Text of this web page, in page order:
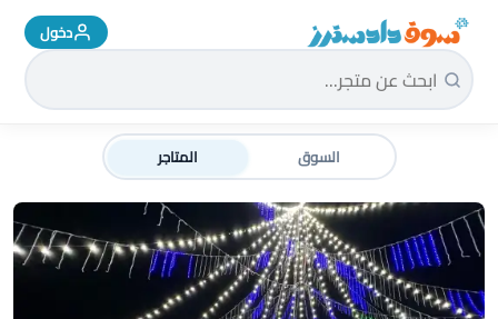
سوق دادسترز الرئيسية دخول
السوق المتاجر